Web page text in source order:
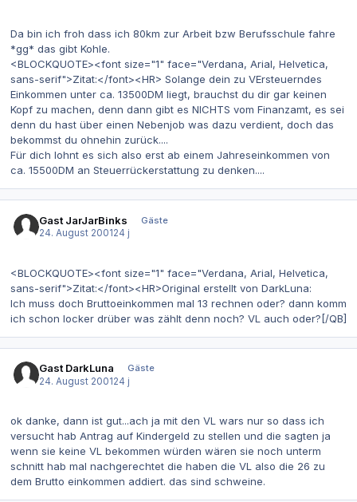
Da bin ich froh dass ich 80km zur Arbeit bzw Berufsschule fahre
*gg* das gibt Kohle.
<BLOCKQUOTE><font size="1" face="Verdana, Arial, Helvetica,
sans-serif">Zitat:</font><HR> Solange dein zu VErsteuerndes
Einkommen unter ca. 13500DM liegt, brauchst du dir gar keinen
Kopf zu machen, denn dann gibt es NICHTS vom Finanzamt, es sei
denn du hast über einen Nebenjob was dazu verdient, doch das
bekommst du ohnehin zurück....
Für dich lohnt es sich also erst ab einem Jahreseinkommen von
ca. 15500DM an Steuerrückerstattung zu denken....
Gast JarJarBinks
Gäste
24. August 200124 j
<BLOCKQUOTE><font size="1" face="Verdana, Arial, Helvetica,
sans-serif">Zitat:</font><HR>Original erstellt von DarkLuna:
Ich muss doch Bruttoeinkommen mal 13 rechnen oder? dann komm
ich schon locker drüber was zählt denn noch? VL auch oder?[/QB]
Gast DarkLuna
Gäste
24. August 200124 j
ok danke, dann ist gut...ach ja mit den VL wars nur so dass ich
versucht hab Antrag auf Kindergeld zu stellen und die sagten ja
wenn sie keine VL bekommen würden wären sie noch unterm
schnitt hab mal nachgerechtet die haben die VL also die 26 zu
dem Brutto einkommen addiert. das sind schweine.